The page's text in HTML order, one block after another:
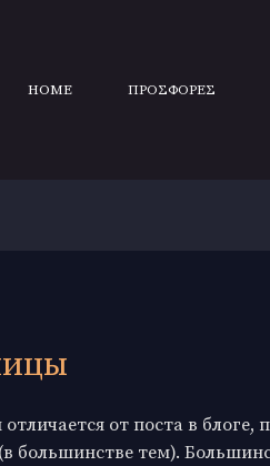
HOME ΠΡΟΣΦΟΡΕΣ
от поста в
большинстве тем).